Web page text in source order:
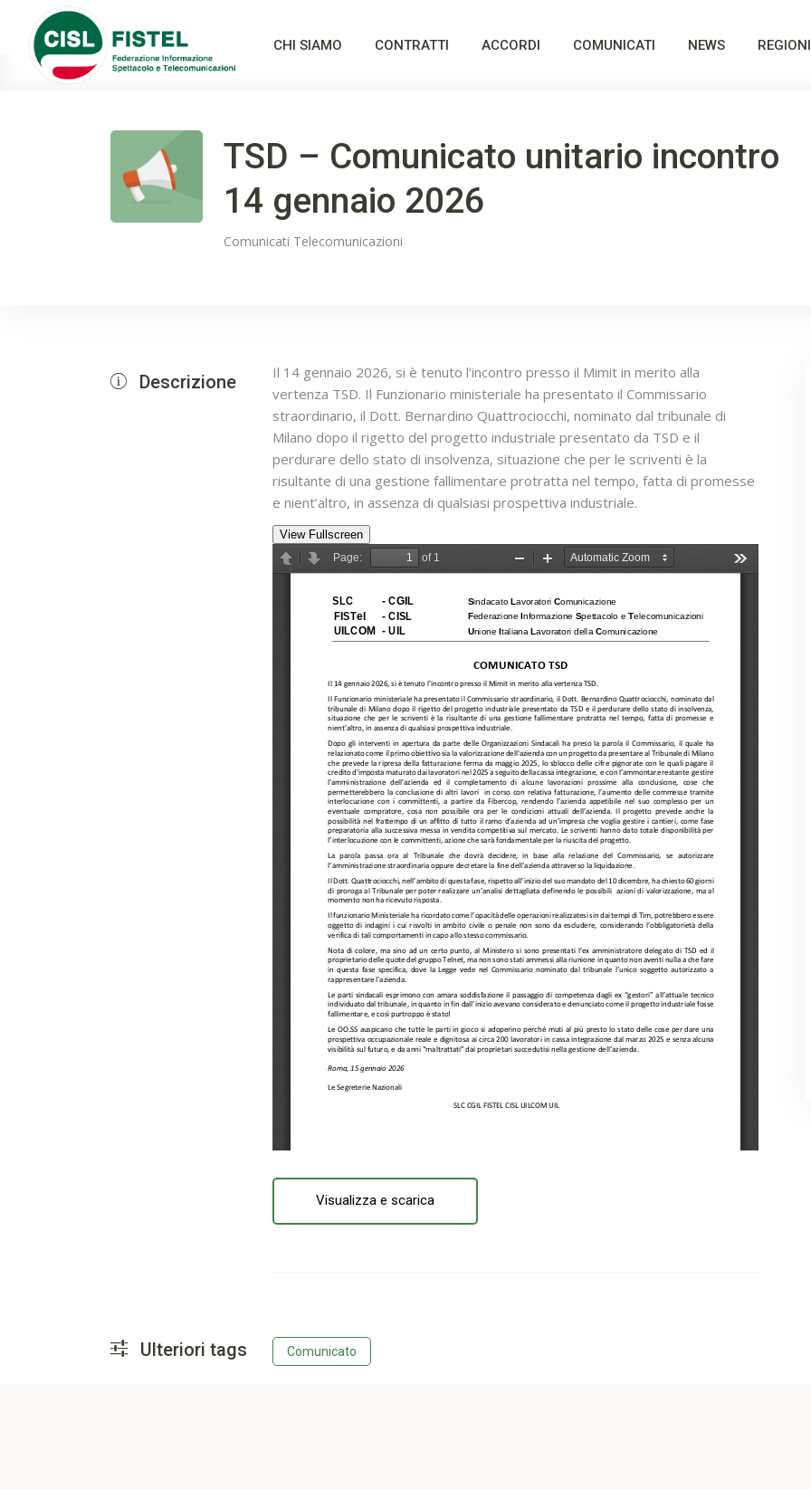
CHI SIAMO CONTRATTI ACCORDI COMUNICATI NEWS REGIONI
TSD – Comunicato unitario incontro
14 gennaio 2026
Comunicati Telecomunicazioni
Descrizione
Il 14 gennaio 2026, si è tenuto l’incontro presso il Mimit in merito alla
vertenza TSD. Il Funzionario ministeriale ha presentato il Commissario
straordinario, il Dott. Bernardino Quattrociocchi, nominato dal tribunale di
Milano dopo il rigetto del progetto industriale presentato da TSD e il
perdurare dello stato di insolvenza, situazione che per le scriventi è la
risultante di una gestione fallimentare protratta nel tempo, fatta di promesse
e nient’altro, in assenza di qualsiasi prospettiva industriale.
View Fullscreen
Visualizza e scarica
Ulteriori tags Comunicato